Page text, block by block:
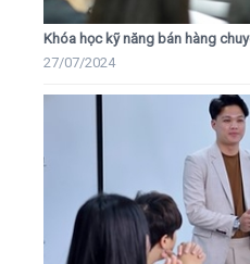
Khóa học kỹ năng bán hàng
27/07/2024